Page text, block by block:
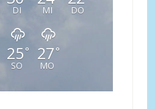
DI MI DO
25 °
SO
27 °
MO